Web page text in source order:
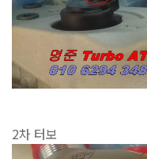
2차 터보